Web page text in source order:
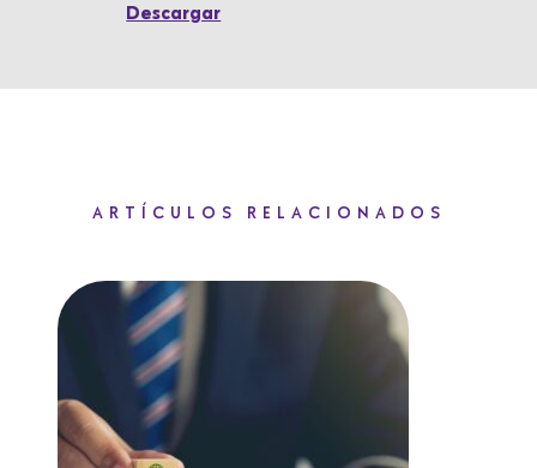
Descargar
ARTÍCULOS RELACIONADOS